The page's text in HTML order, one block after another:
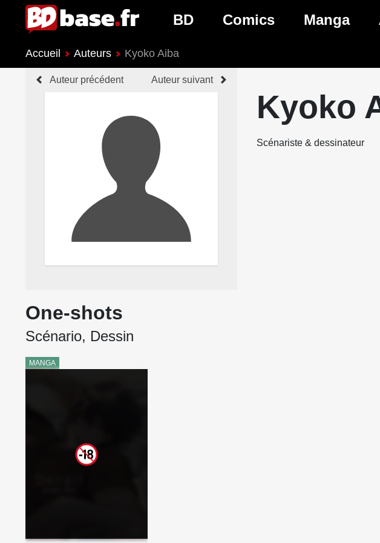
BD
Nouveautés BD
Prochaines sorties BD
Comics
Genres Comics
Manga
Genres Manga
Accueil Auteurs Kyoko Aiba
Auteur précédent Auteur suivant
Kyoko
Scénariste & dessinateur
One-shots
Scénario, Dessin
MANGA